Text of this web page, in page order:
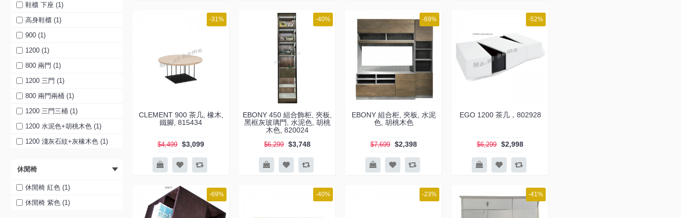
48" 伸縮地柜 (2)
54" 伸縮地柜 (2)
59" 伸縮地柜 (2)
66" 伸縮地柜 (2)
71" 伸縮地柜 (2)
1800 主柜 (1)
飾柜 (1)
1600 主柜 (1)
2100 主柜 (1)
地櫃 (1)
地櫃 (1)
組合柜 (1)
1200 組合柜 (1)
鞋櫃 下座 (1)
高身鞋櫃 (1)
900 (1)
1200 (1)
800 兩門 (1)
1200 三門 (1)
800 兩門兩桶 (1)
1200 三門三桶 (1)
1200 水泥色+胡桃木色 (1)
1200 淺灰石紋+灰橡木色 (1)
淺灰石紋+灰橡木色 (1)
水泥色+胡桃木色 (1)
淺灰石紋+灰橡木色 (1)
休閒椅
休閒椅 紅色 (1)
休閒椅 紫色 (1)
-31%
CLEMENT 900 茶几, 橡木,
鐵腳, 815434
$4,499 $3,099
-40%
EBONY 450 組合飾柜, 夾板,
黑框灰玻璃門, 水泥色, 胡桃
木色, 820024
$6,299 $3,748
-69%
EBONY 組合柜, 夾板, 水泥
色, 胡桃木色
$7,699 $2,398
-52%
EGO 1200 茶几，802928
$6,299 $2,998
-69% -40% -23% -41%